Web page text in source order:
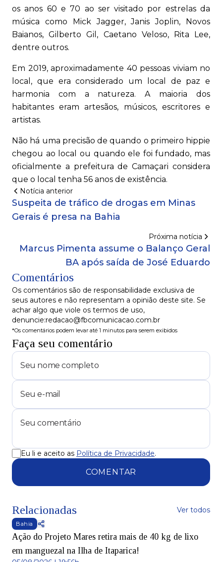
os anos 60 e 70 ao ser visitado por estrelas da
música como Mick Jagger, Janis Joplin, Novos
Baianos, Gilberto Gil, Caetano Veloso, Rita Lee,
dentre outros.
Em 2019, aproximadamente 40 pessoas viviam no
local, que era considerado um local de paz e
harmonia com a natureza. A maioria dos
habitantes eram artesãos, músicos, escritores e
artistas.
Não há uma precisão de quando o primeiro hippie
chegou ao local ou quando ele foi fundado, mas
oficialmente a prefeitura de Camaçari considera
que o local tenha 56 anos de existência.
Notícia anterior
Suspeita de tráfico de drogas em Minas
Gerais é presa na Bahia
Próxima notícia
Marcus Pimenta assume o Balanço Geral
BA após saída de José Eduardo
Comentários
Os comentários são de responsabilidade exclusiva de
seus autores e não representam a opinião deste site. Se
achar algo que viole os termos de uso,
denuncie:redacao@fbcomunicacao.com.br
*Os comentários podem levar até 1 minutos para serem exibidos
Faça seu comentário
Eu li e aceito as Política de Privacidade.
COMENTAR
Relacionadas Ver todos
Bahia
Ação do Projeto Mares retira mais de 40 kg de lixo
em manguezal na Ilha de Itaparica!